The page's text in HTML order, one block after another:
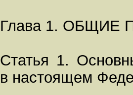
Глава 1.
Статья 1.
в настоящем